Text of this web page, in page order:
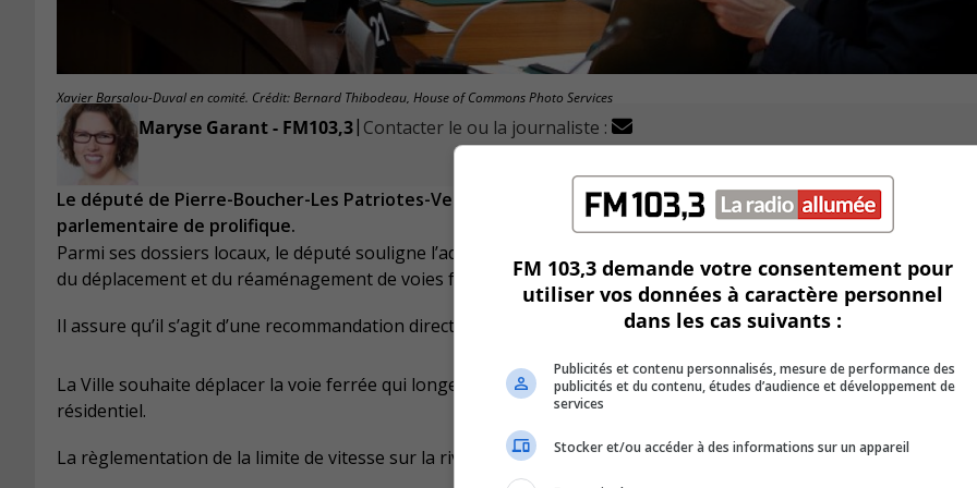
Xavier Barsalou-Duval en comité. Crédit: Bernard Thibodeau, House of Commons Photo Services
Maryse Garant - FM103,3| Contacter le ou la journaliste :
Le député de Pierre-Boucher-Les Patriotes-Verchères, Xavier Barsalou-Duval, qualifie sa dernière session
parlementaire de prolifique.
Parmi ses dossiers locaux, le député souligne l’adoption d’une recommandation pour financer les études de
du déplacement et du réaménagement de voies ferrées en milieu urbain.
Il assure qu’il s’agit d’une recommandation directement inspirée par le cas de la ville de Boucherville.
La Ville souhaite déplacer la voie ferrée qui longe le boulevard du Fort-Saint-Louis et qui traverse un secteur
résidentiel.
La règlementation de la limite de vitesse sur la rivière Richelieu a aussi retenu l’attention du député ces derniers
FM 103,3 demande votre consentement pour
utiliser vos données à caractère personnel
dans les cas suivants :
Publicités et contenu personnalisés, mesure de performance des
publicités et du contenu, études d’audience et développement de
services
Stocker et/ou accéder à des informations sur un appareil